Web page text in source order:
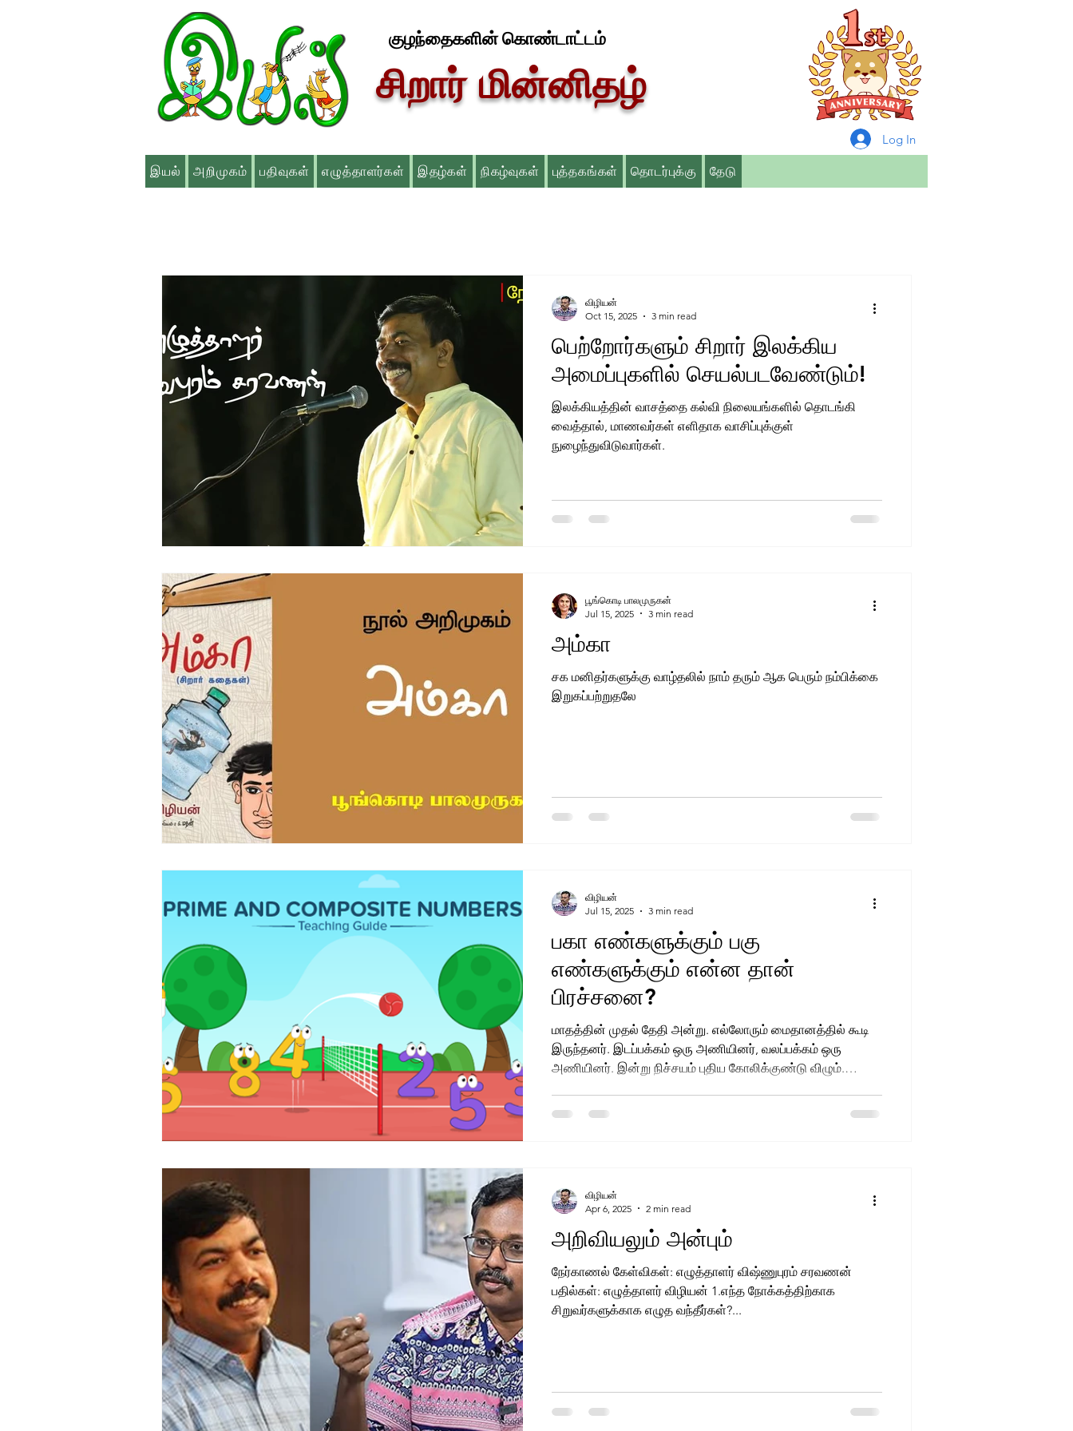
குழந்தைகளின் கொண்டாட்டம்
சிறார் மின்னிதழ்
Log In
இயல் அறிமுகம் பதிவுகள் எழுத்தாளர்கள் இதழ்கள் நிகழ்வுகள் புத்தகங்கள் தொடர்புக்கு தேடு
பெற்றோர்களும் சிறார் இலக்கிய
அமைப்புகளில் செயல்படவேண்டும்!
இலக்கியத்தின் வாசத்தை கல்வி நிலையங்களில் தொடங்கி
வைத்தால், மாணவர்கள் எளிதாக வாசிப்புக்குள்
நுழைந்துவிடுவார்கள்.
விழியன்
Oct 15, 2025
3 min read
அம்கா
சக மனிதர்களுக்கு வாழ்தலில் நாம் தரும் ஆக பெரும் நம்பிக்கை
இறுகப்பற்றுதலே
பூங்கொடி பாலமுருகன்
Jul 15, 2025
3 min read
பகா எண்களுக்கும் பகு
எண்களுக்கும் என்ன தான்
பிரச்சனை?
மாதத்தின் முதல் தேதி அன்று. எல்லோரும் மைதானத்தில் கூடி
இருந்தனர். இடப்பக்கம் ஒரு அணியினர், வலப்பக்கம் ஒரு
அணியினர். இன்று நிச்சயம் புதிய கோலிக்குண்டு விழும்.
விழியன்
Jul 15, 2025
3 min read
அறிவியலும் அன்பும்
நேர்காணல் கேள்விகள்: எழுத்தாளர் விஷ்ணுபுரம் சரவணன்
பதில்கள்: எழுத்தாளர் விழியன் 1.எந்த நோக்கத்திற்காக
சிறுவர்களுக்காக எழுத வந்தீர்கள்?...
விழியன்
Apr 6, 2025
2 min read